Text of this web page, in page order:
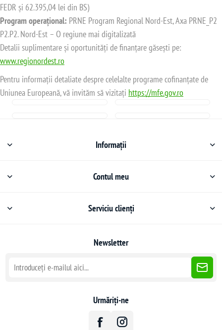
FEDR și 62.395,04 lei din BS)
Program operațional: PRNE Program Regional Nord-Est, Axa PRNE_P2
P2.P2. Nord-Est – O regiune mai digitalizată
Detalii suplimentare și oportunități de finanțare găsești pe:
www.regionordest.ro
Pentru informații detaliate despre celelalte programe cofinanțate de
Uniunea Europeană, vă invităm să vizitați https://mfe.gov.ro
Informații
Contul meu
Serviciu clienți
Newsletter
Urmăriți-ne